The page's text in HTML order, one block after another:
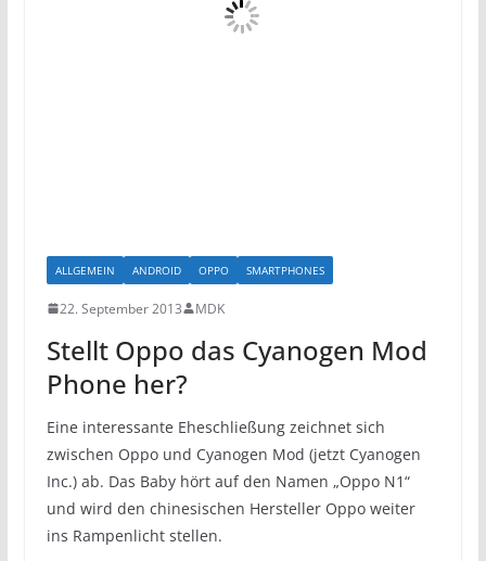
ALLGEMEIN ANDROID OPPO SMARTPHONES
22. September 2013 MDK
Stellt Oppo das Cyanogen Mod
Phone her?
Eine interessante Eheschließung zeichnet sich
zwischen Oppo und Cyanogen Mod (jetzt Cyanogen
Inc.) ab. Das Baby hört auf den Namen „Oppo N1“
und wird den chinesischen Hersteller Oppo weiter
ins Rampenlicht stellen.